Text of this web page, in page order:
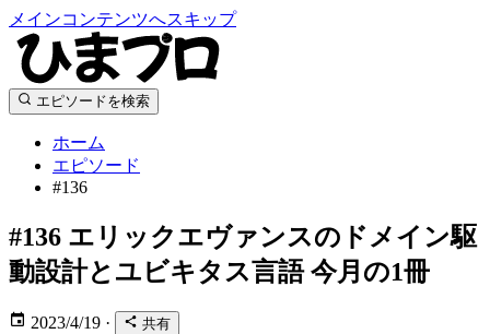
メインコンテンツへスキップ
エピソードを検索
ホーム
エピソード
#136
#136 エリックエヴァンスのドメイン駆
動設計とユビキタス言語 今月の1冊
2023/4/19 · 共有